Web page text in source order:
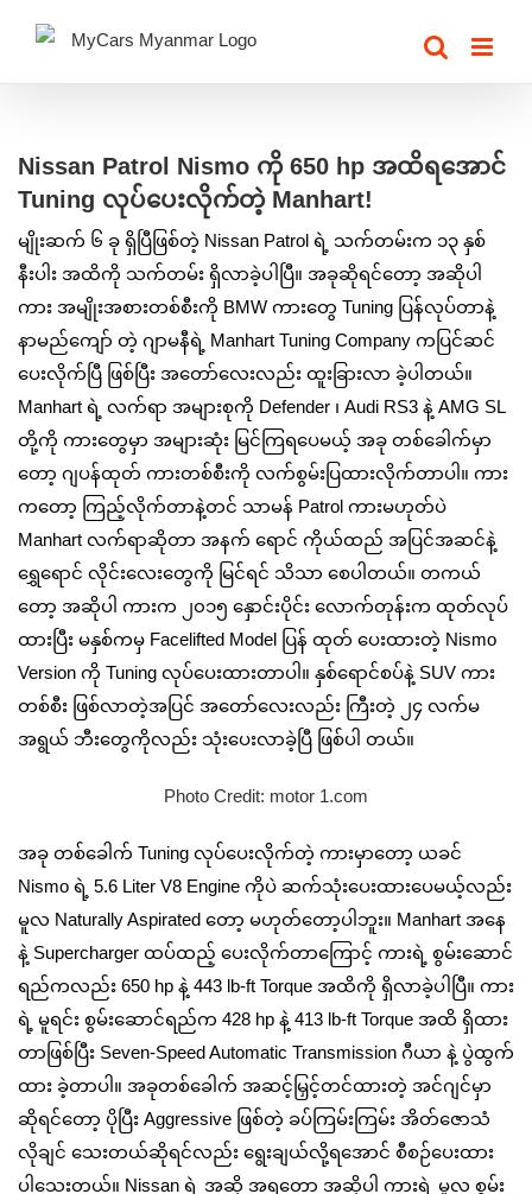
content
Larger
Image
Nissan Patrol Nismo ကို 650 hp အထိရအောင်
Tuning လုပ်ပေးလိုက်တဲ့ Manhart!
မျိုးဆက် ၆ ခု ရှိပြီဖြစ်တဲ့ Nissan Patrol ရဲ့ သက်တမ်းက ၁၃ နှစ်
နီးပါး အထိကို သက်တမ်း ရှိလာခဲ့ပါပြီ။ အခုဆိုရင်တော့ အဆိုပါ
ကား အမျိုးအစားတစ်စီးကို BMW ကားတွေ Tuning ပြန်လုပ်တာနဲ့
နာမည်ကျော် တဲ့ ဂျာမနီရဲ့ Manhart Tuning Company ကပြင်ဆင်
ပေးလိုက်ပြီ ဖြစ်ပြီး အတော်လေးလည်း ထူးခြားလာ ခဲ့ပါတယ်။
Manhart ရဲ့ လက်ရာ အများစုကို Defender ၊ Audi RS3 နဲ့ AMG SL
တို့ကို ကားတွေမှာ အများဆုံး မြင်ကြရပေမယ့် အခု တစ်ခေါက်မှာ
တော့ ဂျပန်ထုတ် ကားတစ်စီးကို လက်စွမ်းပြထားလိုက်တာပါ။ ကား
ကတော့ ကြည့်လိုက်တာနဲ့တင် သာမန် Patrol ကားမဟုတ်ပဲ
Manhart လက်ရာဆိုတာ အနက် ရောင် ကိုယ်ထည် အပြင်အဆင်နဲ့
ရွှေရောင် လိုင်းလေးတွေကို မြင်ရင် သိသာ စေပါတယ်။ တကယ်
တော့ အဆိုပါ ကားက ၂၀၁၅ နှောင်းပိုင်း လောက်တုန်းက ထုတ်လုပ်
ထားပြီး မနှစ်ကမှ Facelifted Model ပြန် ထုတ် ပေးထားတဲ့ Nismo
Version ကို Tuning လုပ်ပေးထားတာပါ။ နှစ်ရောင်စပ်နဲ့ SUV ကား
တစ်စီး ဖြစ်လာတဲ့အပြင် အတော်လေးလည်း ကြီးတဲ့ ၂၄ လက်မ
အရွယ် ဘီးတွေကိုလည်း သုံးပေးလာခဲ့ပြီ ဖြစ်ပါ တယ်။
Photo Credit: motor 1.com
အခု တစ်ခေါက် Tuning လုပ်ပေးလိုက်တဲ့ ကားမှာတော့ ယခင်
Nismo ရဲ့ 5.6 Liter V8 Engine ကိုပဲ ဆက်သုံးပေးထားပေမယ့်လည်း
မူလ Naturally Aspirated တော့ မဟုတ်တော့ပါဘူး။ Manhart အနေ
နဲ့ Supercharger ထပ်ထည့် ပေးလိုက်တာကြောင့် ကားရဲ့ စွမ်းဆောင်
ရည်ကလည်း 650 hp နဲ့ 443 lb-ft Torque အထိကို ရှိလာခဲ့ပါပြီ။ ကား
ရဲ့ မူရင်း စွမ်းဆောင်ရည်က 428 hp နဲ့ 413 lb-ft Torque အထိ ရှိထား
တာဖြစ်ပြီး Seven-Speed Automatic Transmission ဂီယာ နဲ့ ပွဲထွက်
ထား ခဲ့တာပါ။ အခုတစ်ခေါက် အဆင့်မြှင့်တင်ထားတဲ့ အင်ဂျင်မှာ
ဆိုရင်တော့ ပိုပြီး Aggressive ဖြစ်တဲ့ ခပ်ကြမ်းကြမ်း အိတ်ဇောသံ
လိုချင် သေးတယ်ဆိုရင်လည်း ရွေးချယ်လို့ရအောင် စီစဉ်ပေးထား
ပါသေးတယ်။ Nissan ရဲ့ အဆို အရတော့ အဆိုပါ ကားရဲ့ မူလ စွမ်း